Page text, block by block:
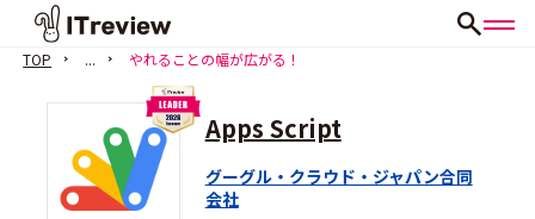
TOP ... やれることの幅が広がる！
Apps Script
グーグル・クラウド・ジャパン合同
会社